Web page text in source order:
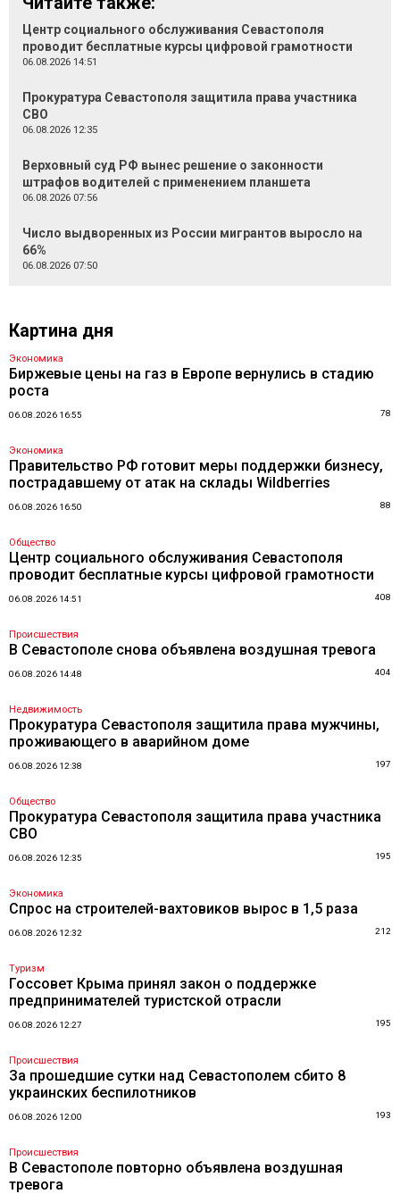
Центр социального обслуживания Севастополя
проводит бесплатные курсы цифровой грамотности
06.08.2026 14:51
Прокуратура Севастополя защитила права участника
СВО
06.08.2026 12:35
Верховный суд РФ вынес решение о законности
штрафов водителей с применением планшета
06.08.2026 07:56
Число выдворенных из России мигрантов выросло на
66%
06.08.2026 07:50
Картина дня
Экономика
Биржевые цены на газ в Европе вернулись в стадию
роста
06.08.2026 16:55 78
Экономика
Правительство РФ готовит меры поддержки бизнесу,
пострадавшему от атак на склады Wildberries
06.08.2026 16:50 88
Общество
Центр социального обслуживания Севастополя
проводит бесплатные курсы цифровой грамотности
06.08.2026 14:51 408
Происшествия
В Севастополе снова объявлена воздушная тревога
06.08.2026 14:48 404
Недвижимость
Прокуратура Севастополя защитила права мужчины,
проживающего в аварийном доме
06.08.2026 12:38 197
Общество
Прокуратура Севастополя защитила права участника
СВО
06.08.2026 12:35 195
Экономика
Спрос на строителей-вахтовиков вырос в 1,5 раза
06.08.2026 12:32 212
Туризм
Госсовет Крыма принял закон о поддержке
предпринимателей туристской отрасли
06.08.2026 12:27 195
Происшествия
За прошедшие сутки над Севастополем сбито 8
украинских беспилотников
06.08.2026 12:00 193
Происшествия
В Севастополе повторно объявлена воздушная
тревога